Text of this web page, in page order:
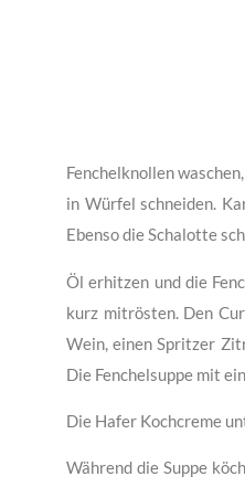
Fenchelknollen
in Würfel schneiden.
Ebenso die Schalotte
Öl erhitzen und die
kurz mitrösten. Den
Wein, einen Spritzer
Die Fenchelsuppe mit
Die Hafer Kochcreme
Während die Suppe